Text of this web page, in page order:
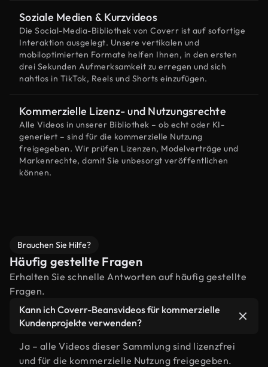
Soziale Medien & Kurzvideos
Die Social-Media-Bibliothek von Coverr ist auf sofortige
Interaktion ausgelegt. Unsere vertikalen und
mobiloptimierten Formate helfen Ihnen, in den ersten
drei Sekunden Aufmerksamkeit zu erregen und sich
nahtlos in TikTok, Reels und Shorts einzufügen.
Kommerzielle Lizenz- und Nutzungsrechte
Alle Videos in unserer Bibliothek – ob echt oder KI-
generiert – sind für die kommerzielle Nutzung
freigegeben. Wir prüfen Lizenzen, Modelverträge und
Markenrechte, damit Sie unbesorgt veröffentlichen
können.
Brauchen Sie Hilfe?
Häufig gestellte Fragen
Erhalten Sie schnelle Antworten auf häufig gestellte
Fragen.
Kann ich Coverr-Beansvideos für kommerzielle
Kundenprojekte verwenden?
Ja – alle Videos dieser Sammlung sind lizenzfrei
und für die kommerzielle Nutzung freigegeben.